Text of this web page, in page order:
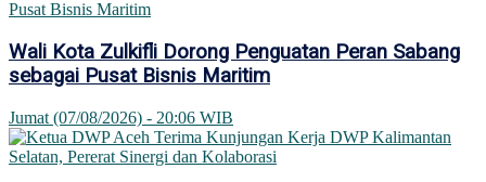
Wali Kota Zulkifli Dorong Penguatan Peran Sabang
sebagai Pusat Bisnis Maritim
Jumat (07/08/2026) - 20:06 WIB